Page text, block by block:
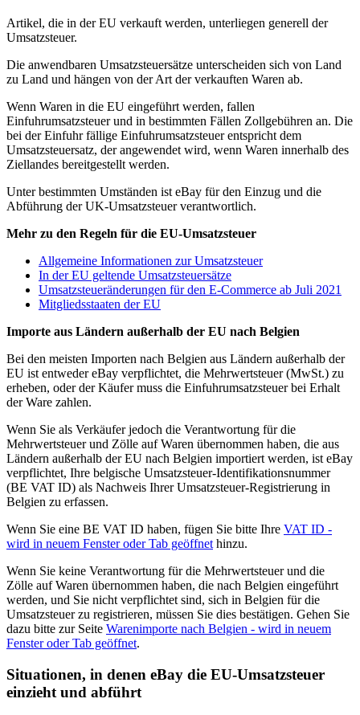
Artikel, die in der EU verkauft werden, unterliegen generell der
Umsatzsteuer.
Die anwendbaren Umsatzsteuersätze unterscheiden sich von Land
zu Land und hängen von der Art der verkauften Waren ab.
Wenn Waren in die EU eingeführt werden, fallen
Einfuhrumsatzsteuer und in bestimmten Fällen Zollgebühren an. Die
bei der Einfuhr fällige Einfuhrumsatzsteuer entspricht dem
Umsatzsteuersatz, der angewendet wird, wenn Waren innerhalb des
Ziellandes bereitgestellt werden.
Unter bestimmten Umständen ist eBay für den Einzug und die
Abführung der UK-Umsatzsteuer verantwortlich.
Mehr zu den Regeln für die EU-Umsatzsteuer
Allgemeine Informationen zur Umsatzsteuer
In der EU geltende Umsatzsteuersätze
Umsatzsteueränderungen für den E-Commerce ab Juli 2021
Mitgliedsstaaten der EU
Importe aus Ländern außerhalb der EU nach Belgien
Bei den meisten Importen nach Belgien aus Ländern außerhalb der
EU ist entweder eBay verpflichtet, die Mehrwertsteuer (MwSt.) zu
erheben, oder der Käufer muss die Einfuhrumsatzsteuer bei Erhalt
der Ware zahlen.
Wenn Sie als Verkäufer jedoch die Verantwortung für die
Mehrwertsteuer und Zölle auf Waren übernommen haben, die aus
Ländern außerhalb der EU nach Belgien importiert werden, ist eBay
verpflichtet, Ihre belgische Umsatzsteuer-Identifikationsnummer
(BE VAT ID) als Nachweis Ihrer Umsatzsteuer-Registrierung in
Belgien zu erfassen.
Wenn Sie eine BE VAT ID haben, fügen Sie bitte Ihre VAT ID -
wird in neuem Fenster oder Tab geöffnethinzu.
Wenn Sie keine Verantwortung für die Mehrwertsteuer und die
Zölle auf Waren übernommen haben, die nach Belgien eingeführt
werden, und Sie nicht verpflichtet sind, sich in Belgien für die
Umsatzsteuer zu registrieren, müssen Sie dies bestätigen. Gehen Sie
dazu bitte zur Seite Warenimporte nach Belgien - wird in neuem
Fenster oder Tab geöffnet.
Situationen, in denen eBay die EU-Umsatzsteuer
einzieht und abführt